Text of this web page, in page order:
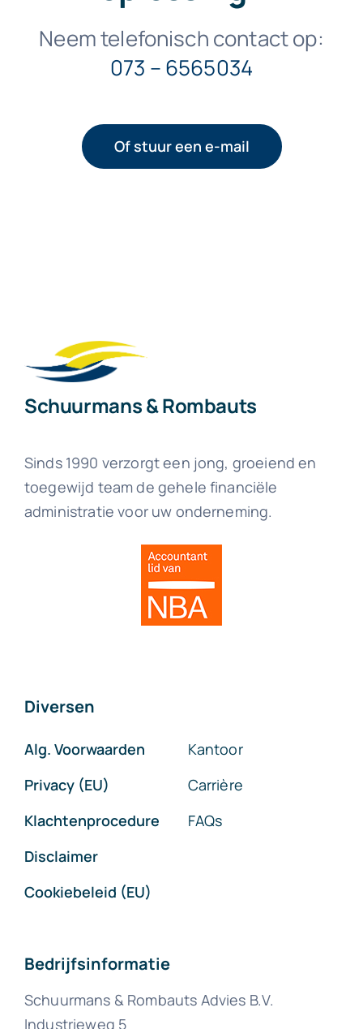
Neem telefonisch contact op:
073 – 6565034
Of stuur een e-mail
Schuurmans & Rombauts
Sinds 1990 verzorgt een jong, groeiend en
toegewijd team de gehele financiële
administratie voor uw onderneming.
Diversen
Alg. Voorwaarden
Privacy (EU)
Klachtenprocedure
Disclaimer
Cookiebeleid (EU)
Kantoor
Carrière
FAQs
Bedrijfsinformatie
Schuurmans & Rombauts Advies B.V.
Industrieweg 5